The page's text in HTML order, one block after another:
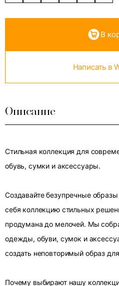
В
Написать в
Описание
Стильная коллекция для
обувь, сумки и аксессуары.
Создавайте безупречные
себя коллекцию стильных
продумана до мелочей. Мы
одежды, обуви, сумок и
создать неповторимый образ
Почему выбирают нашу